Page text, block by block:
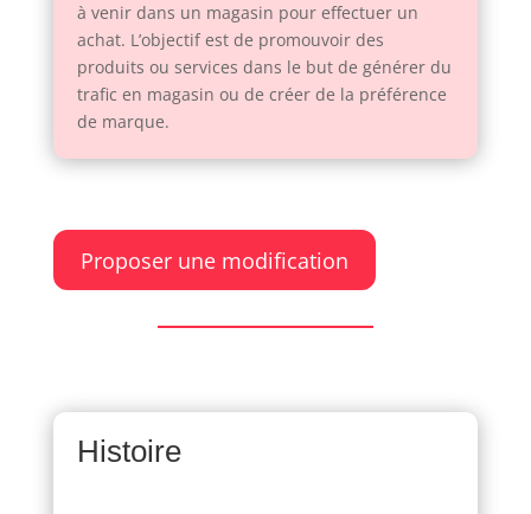
à venir dans un magasin pour effectuer un
achat. L’objectif est de promouvoir des
produits ou services dans le but de générer du
trafic en magasin ou de créer de la préférence
de marque.
Proposer une modification
Histoire